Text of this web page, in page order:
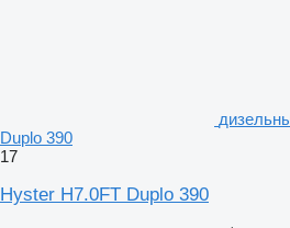
Duplo 390
17
Hyster H7.0FT Duplo 390